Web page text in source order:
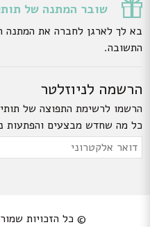
שובר המתנה של
בא לך לארגן לחברה את המתנה
התשובה.
הרשמה לניוזלטר
הרשמו לרשימת התפוצה של
כל מה שחדש מבצעים והפתעות
Please leave this field empty.
דואר
© כל הזכויות